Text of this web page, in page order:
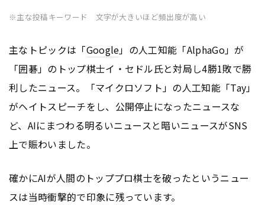
※主な投稿キーワード 文字が大きいほど頻出度が高い
主なトピックは「Google」の人工知能「AlphaGo」が
「囲碁」のトップ棋士イ・セドル氏と対局し4勝1敗で勝
利したニュース。「マイクロソフト」の人工知能「Tay」
がヘイトスピーチをし、公開停止になったニュースな
ど、AIにまつわる明るいニュースと暗いニュースがSNS
上で賑わいました。
確かにAIが人間のトッププロ棋士を破ったというニュー
スは当時衝撃的で印象に残っています。